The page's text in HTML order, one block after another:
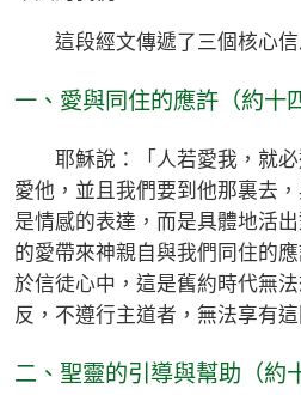
這段經文傳遞了三個核心信
一、愛與同住的應許（約十
耶穌說：「人若愛我，就必
愛他，並且我們要到他那裏去
是情感的表達，而是具體地活
的愛帶來神親自與我們同住的
於信徒心中，這是舊約時代無
反，不遵行主道者，無法享有這
二、聖靈的引導與幫助（約